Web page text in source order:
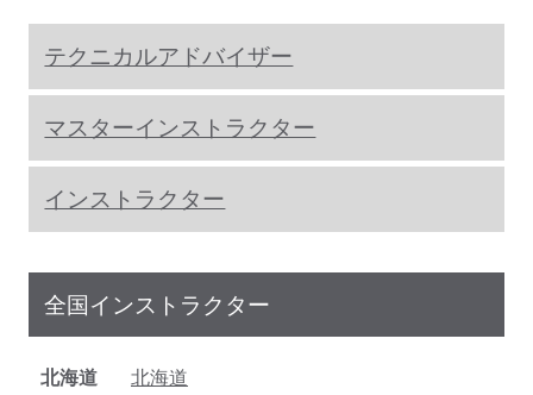
テクニカルアドバイザー
マスターインストラクター
インストラクター
全国インストラクター
北海道
北海道